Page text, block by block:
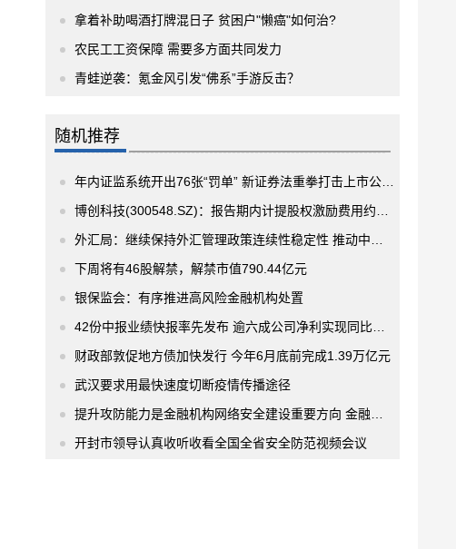
拿着补助喝酒打牌混日子 贫困户"懒癌"如何治?
农民工工资保障 需要多方面共同发力
青蛙逆袭：氪金风引发“佛系”手游反击？
随机推荐
年内证监系统开出76张“罚单” 新证券法重拳打击上市公司财务造假
博创科技(300548.SZ)：报告期内计提股权激励费用约355万元
外汇局：继续保持外汇管理政策连续性稳定性 推动中国金融市场的对外开放
下周将有46股解禁，解禁市值790.44亿元
银保监会：有序推进高风险金融机构处置
42份中报业绩快报率先发布 逾六成公司净利实现同比增长
财政部敦促地方债加快发行 今年6月底前完成1.39万亿元
武汉要求用最快速度切断疫情传播途径
提升攻防能力是金融机构网络安全建设重要方向 金融数字化转型更为迫切
开封市领导认真收听收看全国全省安全防范视频会议